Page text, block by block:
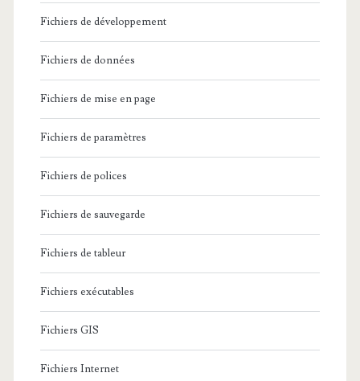
Fichiers de développement
Fichiers de données
Fichiers de mise en page
Fichiers de paramètres
Fichiers de polices
Fichiers de sauvegarde
Fichiers de tableur
Fichiers exécutables
Fichiers GIS
Fichiers Internet